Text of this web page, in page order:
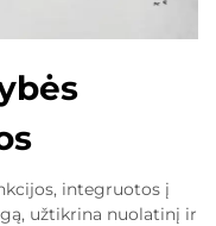
integruotos į
užtikrina nuolatinį ir